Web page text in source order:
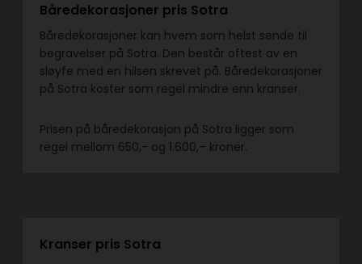
Båredekorasjoner pris Sotra
Båredekorasjoner kan hvem som helst sende til
begravelser på Sotra. Den består oftest av en
sløyfe med en hilsen skrevet på. Båredekorasjoner
på Sotra koster som regel mindre enn kranser.
Prisen på båredekorasjon på Sotra ligger som
regel mellom 650,- og 1.600,– kroner.
Kranser pris Sotra